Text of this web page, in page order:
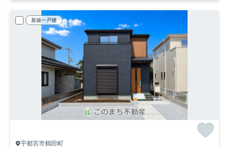
新築一戸建
宇都宮市鶴田町